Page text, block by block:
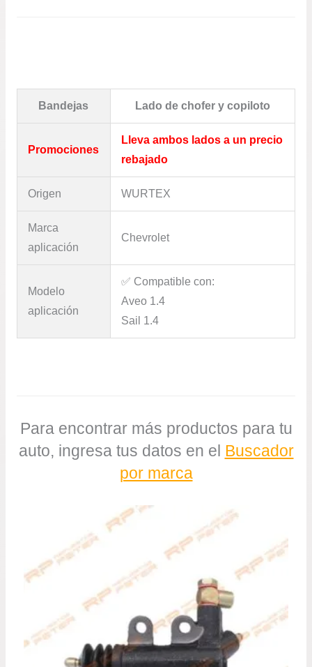
Bandejas Lado de chofer y copiloto
Promociones
Lleva ambos lados a un precio
rebajado
Origen WURTEX
Marca
aplicación
Chevrolet
Modelo
aplicación
✅​ Compatible con:
Aveo 1.4
Sail 1.4
Para encontrar más productos para tu
auto, ingresa tus datos en el Buscador
por marca